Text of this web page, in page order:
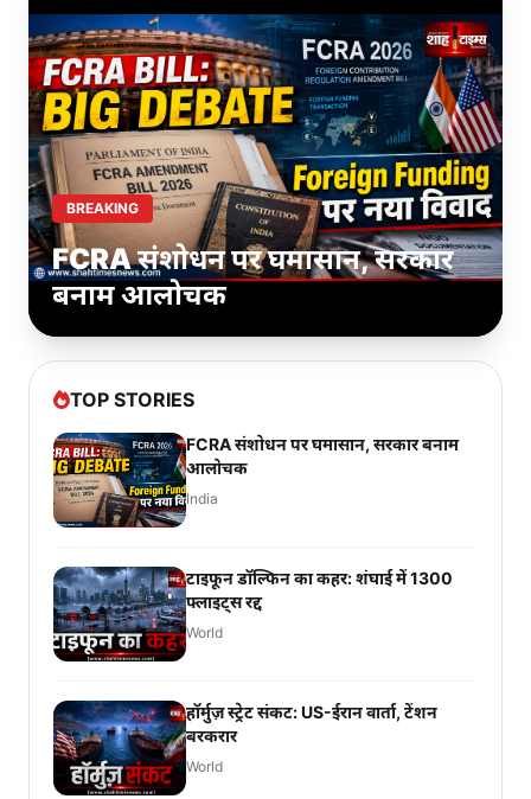
BREAKING
FCRA संशोधन पर घमासान, सरकार
बनाम आलोचक
TOP STORIES
FCRA संशोधन पर घमासान, सरकार बनाम
आलोचक
India
टाइफून डॉल्फिन का कहर: शंघाई में 1300
फ्लाइट्स रद्द
World
हॉर्मुज़ स्ट्रेट संकट: US-ईरान वार्ता, टेंशन
बरकरार
World